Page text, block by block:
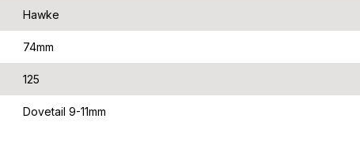
Hawke
74mm
125
Dovetail 9-11mm